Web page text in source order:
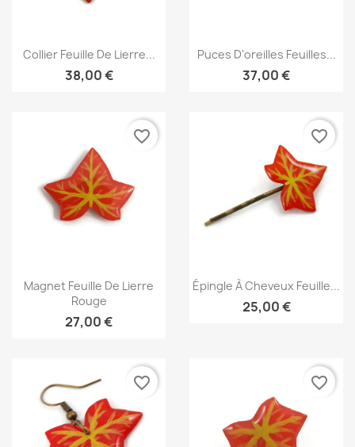
Aperçu rapide
Collier Feuille De Lierre...
38,00 €
 Aperçu rapide
Puces D'oreilles Feuilles...
37,00 €
Aperçu rapide
Magnet Feuille De Lierre
Rouge
27,00 €
favorite_border
Aperçu rapide
Épingle À Cheveux Feuille...
25,00 €
favorite_border
favorite_border favorite_border